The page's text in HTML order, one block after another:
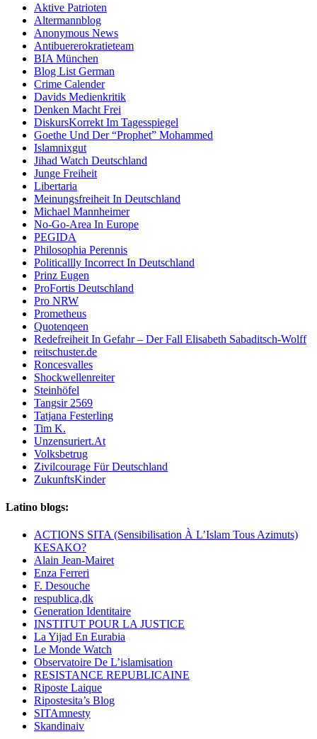
Aktive Patrioten
Altermannblog
Anonymous News
Antibuererokratieteam
BIA München
Blog List German
Crime Calender
Davids Medienkritik
Denken Macht Frei
DiskursKorrekt Im Tagesspiegel
Goethe Und Der “Prophet” Mohammed
Islamnixgut
Jihad Watch Deutschland
Junge Freiheit
Libertaria
Meinungsfreiheit In Deutschland
Michael Mannheimer
No-Go-Area In Europe
PEGIDA
Philosophia Perennis
Politicallly Incorrect In Deutschland
Prinz Eugen
ProFortis Deutschland
Pro NRW
Prometheus
Quotenqeen
Redefreiheit In Gefahr – Der Fall Elisabeth Sabaditsch-Wolff
reitschuster.de
Roncesvalles
Shockwellenreiter
Steinhöfel
Tangsir 2569
Tatjana Festerling
Tim K.
Unzensuriert.At
Volksbetrug
Zivilcourage Für Deutschland
ZukunftsKinder
Latino blogs:
ACTIONS SITA (Sensibilisation À L’Islam Tous Azimuts)
KESAKO?
Alain Jean-Mairet
Enza Ferreri
F. Desouche
respublica,dk
Generation Identitaire
INSTITUT POUR LA JUSTICE
La Yijad En Eurabia
Le Monde Watch
Observatoire De L’islamisation
RESISTANCE REPUBLICAINE
Riposte Laique
Ripostesita’s Blog
SITAmnesty
Skandinaiv